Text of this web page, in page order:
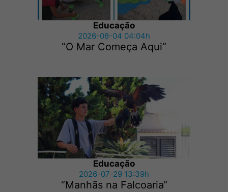
Educação
2026-08-04 04:04h
“O Mar Começa Aqui“
Educação
2026-07-29 13:39h
“Manhãs na Falcoaria“